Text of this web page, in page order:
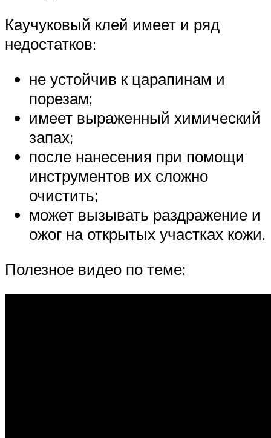
Каучуковый клей имеет и ряд
недостатков:
не устойчив к царапинам и
порезам;
имеет выраженный химический
запах;
после нанесения при помощи
инструментов их сложно
очистить;
может вызывать раздражение и
ожог на открытых участках кожи.
Полезное видео по теме: